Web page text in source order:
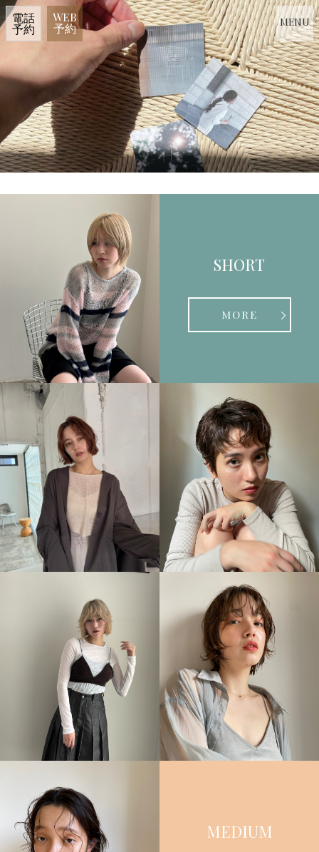
MENU
電話
予約
WEB
予約
SHORT
MORE
MEDIUM